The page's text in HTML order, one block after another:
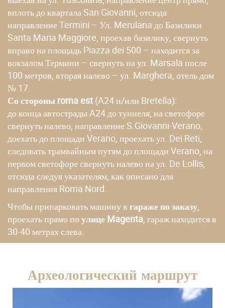
вплоть до квартала San Giovanni, отсюда
направление Termini – Ул. Merulana до Базилики
Santa Maria Maggiore, проехав базилику, свернуть
вправо на площадь Piazza dei 500 – находится за
вокзалом Термини – свернуть на ул. Marsala после
100 метров, вторая налево – ул. Marghera, отель дом
№ 17.
Со стороны roma est (A24 и/или Bretella):
до конца автострады A24 до туннеля, на светофоре
свернуть налево, направление S.Giovanni-Verano,
доехать до площади Verano, проехать ул. Dei Reti,
следовать трамвайным путям до площади Verano, на
первом светофоре свернуть налево на ул. De Lollis,
отсюда следуя указателям, как описано для
направления Roma Nord.
Чтобы припарковать машину в гараже по заказу
проехать прямо поулице Magenta , гараж находится в
30-40 метрах слева.
Археологический маршрут